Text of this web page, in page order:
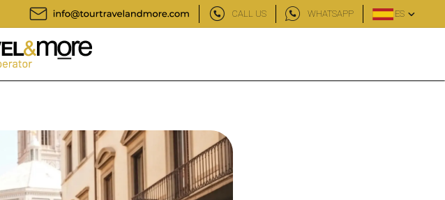
CALL US WHATSAPP ES